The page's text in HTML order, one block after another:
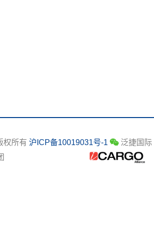
权所有 沪ICP备10019031号-1
泛捷国际